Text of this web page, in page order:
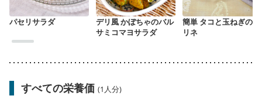
パセリサラダ
デリ風 かぼちゃのバル
サミコマヨサラダ
簡単 タコと玉ねぎのマ
リネ
すべての栄養価 (1人分)